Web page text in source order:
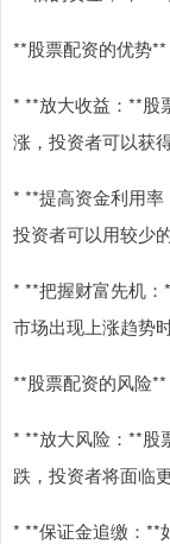
**股票配资的优势**
* **放大收益：**股
涨，投资者可以获
* **提高资金利用率
投资者可以用较少
* **把握财富先机
市场出现上涨趋势
**股票配资的风险**
* **放大风险：**股
跌，投资者将面临
* **保证金追缴：**